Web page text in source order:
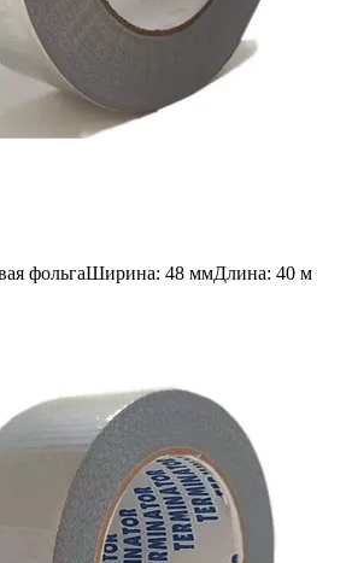
фольгаШирина: 48 ммДлина: 40 м